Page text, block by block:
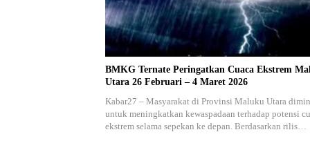
BMKG Ternate Peringatkan Cuaca Ekstrem
Utara 26 Februari – 4 Maret 2026
Kabar27 – Masyarakat di Provinsi Maluku Utara
untuk meningkatkan kewaspadaan terhadap potensi
ekstrem selama sepekan ke depan. Berdasarkan rilis…